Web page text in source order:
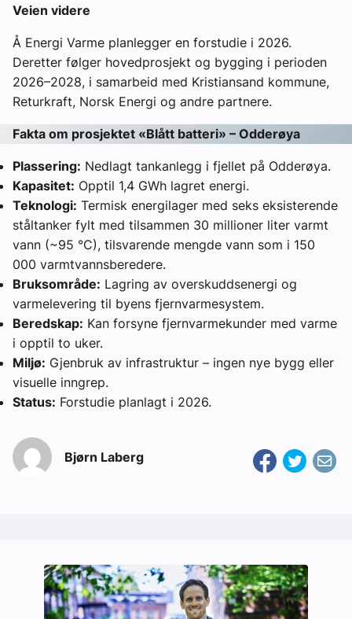
Veien videre
Å Energi Varme planlegger en forstudie i 2026.
Deretter følger hovedprosjekt og bygging i perioden
2026–2028, i samarbeid med Kristiansand kommune,
Returkraft, Norsk Energi og andre partnere.
Fakta om prosjektet «Blått batteri» – Odderøya
Plassering: Nedlagt tankanlegg i fjellet på Odderøya.
Kapasitet: Opptil 1,4 GWh lagret energi.
Teknologi: Termisk energilager med seks eksisterende
ståltanker fylt med tilsammen 30 millioner liter varmt
vann (~95 °C), tilsvarende mengde vann som i 150
000 varmtvannsberedere.
Bruksområde: Lagring av overskuddsenergi og
varmelevering til byens fjernvarmesystem.
Beredskap: Kan forsyne fjernvarmekunder med varme
i opptil to uker.
Miljø: Gjenbruk av infrastruktur – ingen nye bygg eller
visuelle inngrep.
Status: Forstudie planlagt i 2026.
Bjørn Laberg